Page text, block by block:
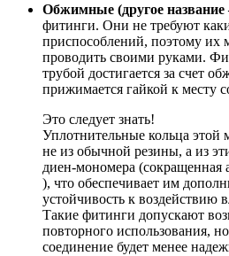
Обжимные (другое название
фитинги. Они не требуют
приспособлений, поэтому
проводить своими руками.
трубой достигается за счет
прижимается гайкой к месту
Это следует знать!
Уплотнительные кольца этой
не из обычной резины, а из
диен-мономера (сокращенная
), что обеспечивает им
устойчивость к воздействию
Такие фитинги допускают
повторного использования,
соединение будет менее